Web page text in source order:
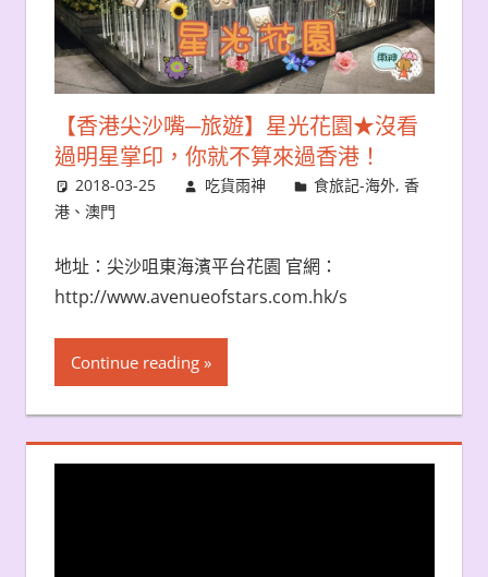
【香港尖沙嘴─旅遊】星光花園★沒看
過明星掌印，你就不算來過香港！
2018-03-25 吃貨雨神 食旅記-海外,香
港、澳門
地址：尖沙咀東海濱平台花園 官網：
http://www.avenueofstars.com.hk/s
Continue reading